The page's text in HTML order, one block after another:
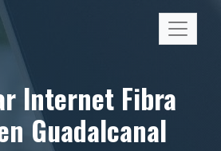
Internet Fibra
Guadalcanal